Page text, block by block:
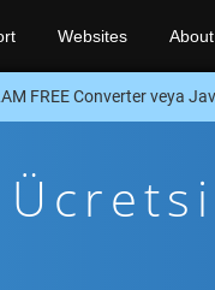
Websites About
FREE Converter veya